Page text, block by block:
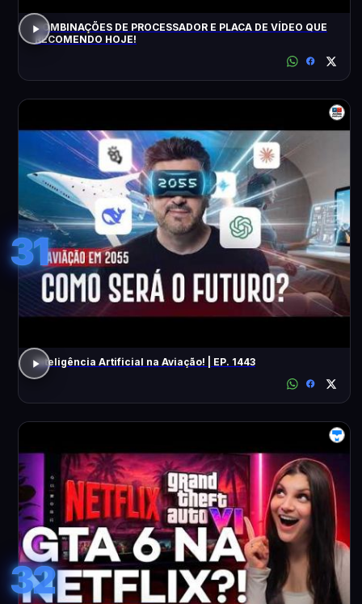
COMBINAÇÕES DE PROCESSADOR E PLACA DE VÍDEO QUE
RECOMENDO HOJE!
31
Inteligência Artificial na Aviação! | EP. 1443
32